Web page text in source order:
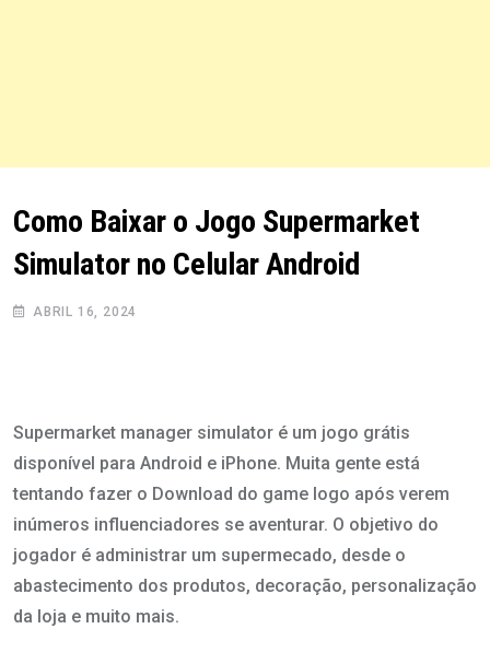
Como Baixar o Jogo Supermarket
Simulator no Celular Android
ABRIL 16, 2024
Supermarket manager simulator é um jogo grátis
disponível para Android e iPhone. Muita gente está
tentando fazer o Download do game logo após verem
inúmeros influenciadores se aventurar. O objetivo do
jogador é administrar um supermecado, desde o
abastecimento dos produtos, decoração, personalização
da loja e muito mais.